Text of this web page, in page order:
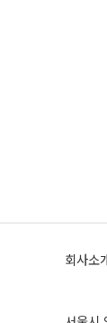
회사소